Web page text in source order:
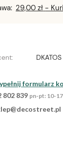
29,00 zł -
DKATOS
formularz
802 839 pn-pt: 10-17